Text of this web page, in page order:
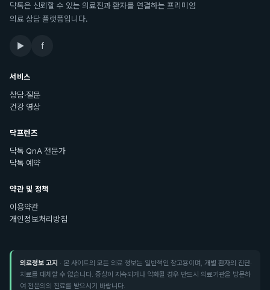
닥톡은 신뢰할 수 있는 의료진과 환자를 연결하는 프리미엄
의료 상담 플랫폼입니다.
▶ f
서비스
상담·질문
건강 영상
닥프렌즈
닥톡 QnA 전문가
닥톡 예약
약관 및 정책
이용약관
개인정보처리방침
의료정보 고지 · 본 사이트의 모든 의료 정보는 일반적인 참고용이며, 개별 환자의 진단·
치료를 대체할 수 없습니다. 증상이 지속되거나 악화될 경우 반드시 의료기관을 방문하
여 전문의의 진료를 받으시기 바랍니다.